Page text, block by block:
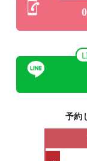
予約